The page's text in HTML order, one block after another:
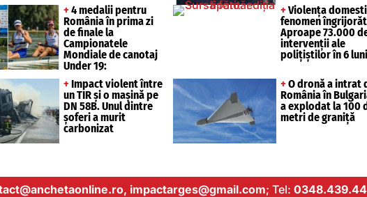
+ 4 medalii pentru
România în prima zi
de finale la
Campionatele
Mondiale de canotaj
Under 19:
+ Violența
fenomen
Aproape 73.000
intervenții ale
polițiștilor în 6 luni
+ Impact violent între
un TIR și o mașină pe
DN 58B. Unul dintre
șoferi a murit
carbonizat
+ O dronă a intrat
România în
a explodat la 100
metri de graniță
impactarges@gmail.com; Tel: